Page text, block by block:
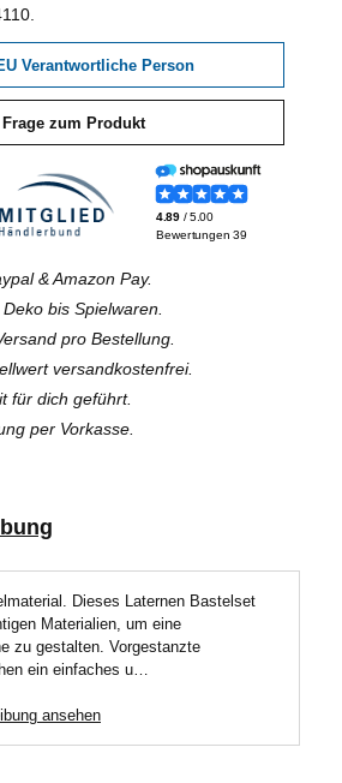
Verantwortliche Person
Frage zum Produkt
& Amazon Pay.
bis Spielwaren.
pro Bestellung.
versandkostenfrei.
für dich geführt.
per Vorkasse.
Dieses Laternen Bastelset
Materialien, um eine
zu gestalten. Vorgestanzte
ein einfaches u…
ansehen